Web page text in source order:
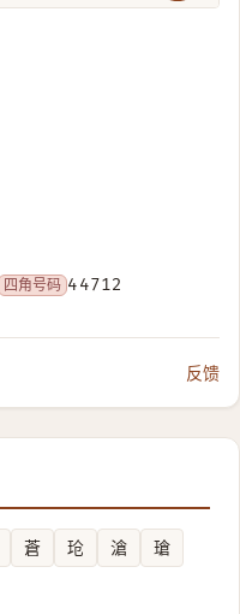
四角号码 44712
反馈
蒼 玱 滄
瑲